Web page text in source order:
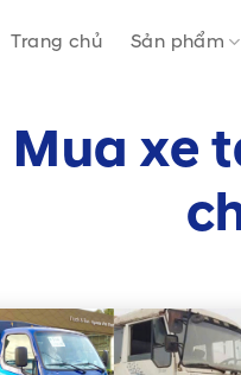
Trang chủ Sản phẩm
Mua xe